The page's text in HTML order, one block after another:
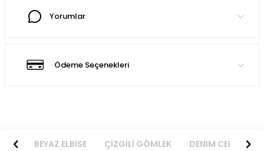
Yorumlar
Ödeme Seçenekleri
BEYAZ ELBİSE ÇİZGİLİ GÖMLEK DENIM CEKET